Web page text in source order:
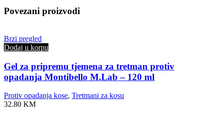
Povezani proizvodi
Brzi pregled
Dodaj u korpu
Gel za pripremu tjemena za tretman protiv
opadanja Montibello M.Lab – 120 ml
Protiv opadanja kose, Tretmani za kosu
32.80 KM